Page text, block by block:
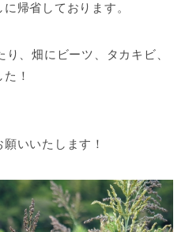
帰省しております。
、畑にビーツ、タカキビ、
！
いいたします！